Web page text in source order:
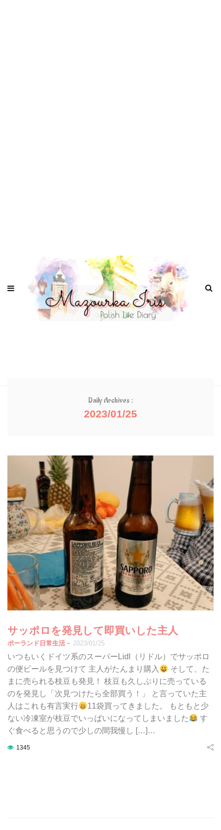
Daily Archives :
2023/01/25
サッポロを発見して即買いした主人
ポーランド日常生活 - 2023/01/25
いつもいくドイツ系のスーパーLidl（リドル）でサッポロ
の便ビールを見つけて 主人がたんまり購入
そして、た
まに売られる枝豆も発見！ 枝豆も久しぶりに売っている
のを発見し「次見つけたら全部買う！」 と言っていた主
人はこれも有言実行
11袋買ってきました。 もともと少
ない冷凍室が枝豆でいっぱいになってしまいました
す
ぐ食べると思うので少しの間我慢し […]…
1345